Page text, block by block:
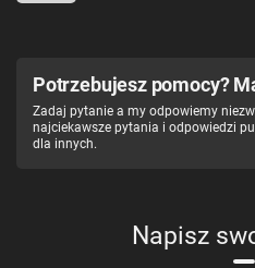
Potrzebujesz pomocy?
Zadaj pytanie a my odpowiemy
najciekawsze pytania i odpowiedzi
dla innych.
Napisz